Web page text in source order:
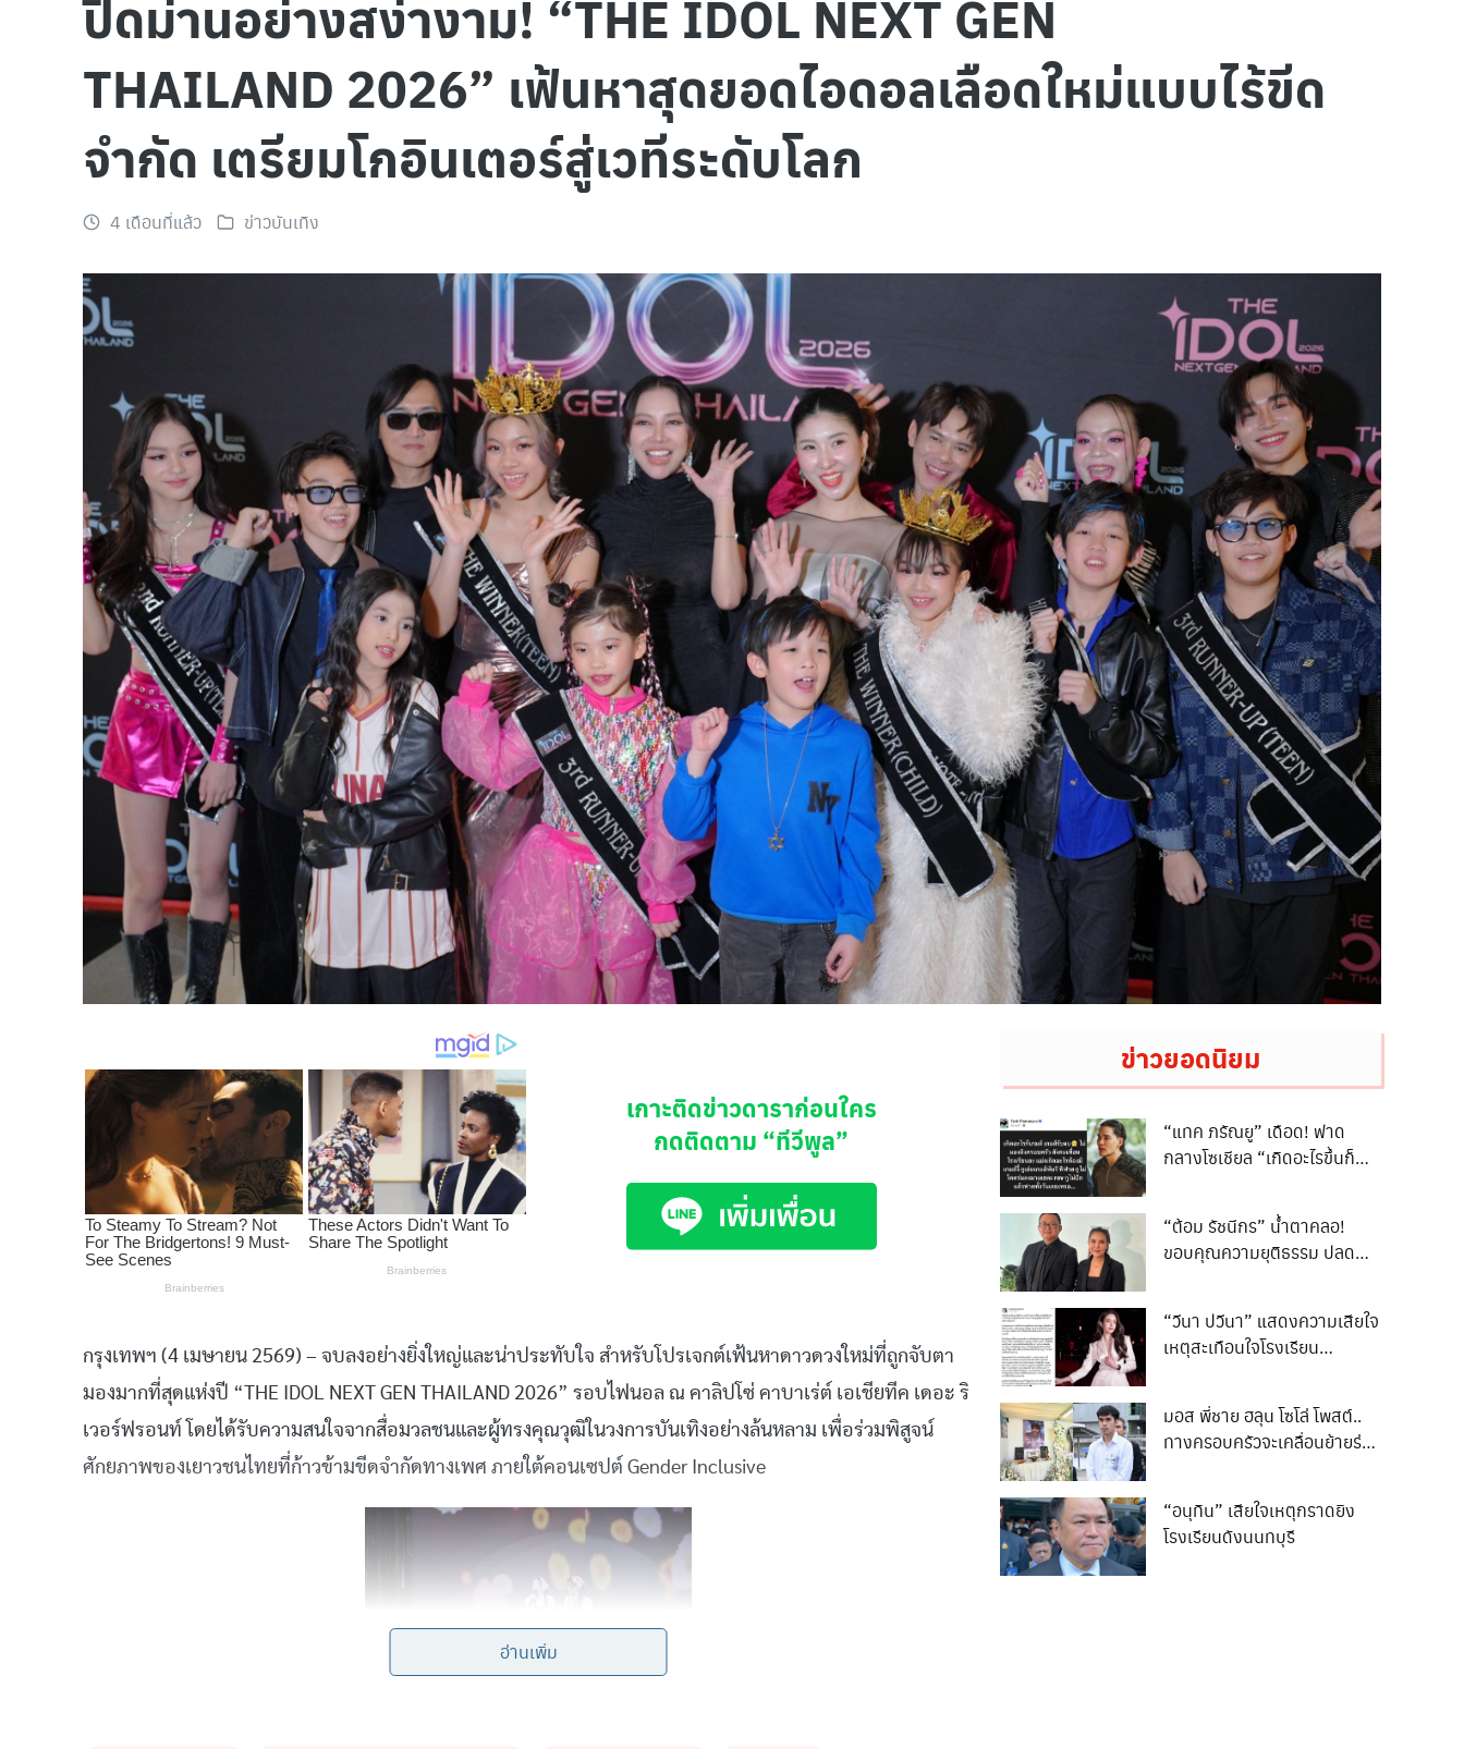
​ปิดม่านอย่างสง่างาม! “THE IDOL NEXT GEN
THAILAND 2026” ​เฟ้นหาสุดยอดไอดอลเลือดใหม่แบบไร้ขีด
จำกัด เตรียมโกอินเตอร์สู่เวทีระดับโลก
4 เดือนที่แล้ว ข่าวบันเทิง
เกาะติดข่าวดาราก่อนใคร
กดติดตาม “ทีวีพูล”
​กรุงเทพฯ (4 เมษายน 2569) – จบลงอย่างยิ่งใหญ่และน่าประทับใจ สำหรับโปรเจกต์เฟ้นหาดาวดวงใหม่ที่ถูกจับตา
มองมากที่สุดแห่งปี “THE IDOL NEXT GEN THAILAND 2026” รอบไฟนอล ณ คาลิปโซ่ คาบาเร่ต์ เอเชียทีค เดอะ ริ
เวอร์ฟรอนท์ โดยได้รับความสนใจจากสื่อมวลชนและผู้ทรงคุณวุฒิในวงการบันเทิงอย่างล้นหลาม เพื่อร่วมพิสูจน์
ศักยภาพของเยาวชนไทยที่ก้าวข้ามขีดจำกัดทางเพศ ภายใต้คอนเซปต์ Gender Inclusive
อ่านเพิ่ม
ข่าวยอดนิยม
“แทค ภรัณยู” เดือด! ฟาด
กลางโซเชียล “เกิดอะไรขึ้นก็
“ต้อม รัชนีกร” น้ำตาคลอ!
ขอบคุณความยุติธรรม ปลด
“วีนา ปวีนา” แสดงความเสียใจ
เหตุสะเทือนใจโรงเรียน
มอส พี่ชาย ฮลุน โซโล่ โพสต์..
ทางครอบครัวจะเคลื่อนย้ายร่าง
“อนุทิน” เสียใจเหตุกราดยิง
โรงเรียนดังนนทบุรี